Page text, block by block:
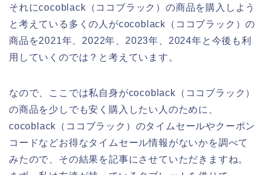
それにcocoblack（ココブラック）の商品を購入しよう
と考えている多くの人がcocoblack（ココブラック）の
商品を2021年、2022年、2023年、2024年と今後も利
用していくのでは？と考えています。
なので、ここでは私自身がcocoblack（ココブラック）
の商品を少しでも安く購入したい人のために、
cocoblack（ココブラック）のタイムセールやクーポン
コードなどお得なタイムセール情報がないかを調べて
みたので、その結果を記事にさせていただきますね。